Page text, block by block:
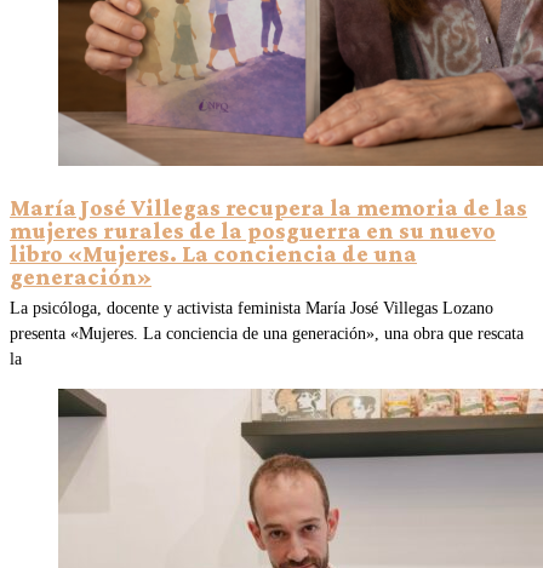
María José Villegas recupera la memoria de las
mujeres rurales de la posguerra en su nuevo
libro «Mujeres. La conciencia de una
generación»
La psicóloga, docente y activista feminista María José Villegas Lozano
presenta «Mujeres. La conciencia de una generación», una obra que rescata
la